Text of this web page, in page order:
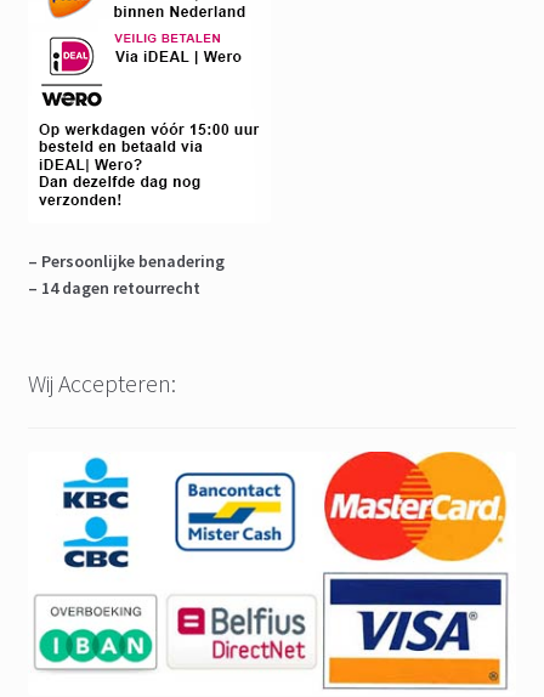
– Persoonlijke benadering
– 14 dagen retourrecht
Wij Accepteren: